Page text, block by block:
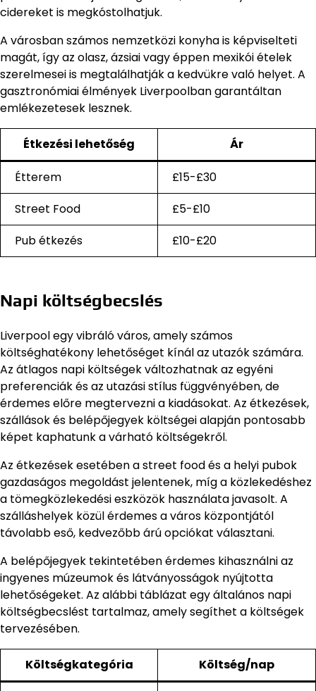
cidereket is megkóstolhatjuk.
A városban számos nemzetközi konyha is képviselteti
magát, így az olasz, ázsiai vagy éppen mexikói ételek
szerelmesei is megtalálhatják a kedvükre való helyet. A
gasztronómiai élmények Liverpoolban garantáltan
emlékezetesek lesznek.
Étkezési lehetőség Ár
Étterem
£15-£30
Street Food
£5-£10
Pub étkezés
£10-£20
Napi költségbecslés
Liverpool egy vibráló város, amely számos
költséghatékony lehetőséget kínál az utazók számára.
Az átlagos napi költségek változhatnak az egyéni
preferenciák és az utazási stílus függvényében, de
érdemes előre megtervezni a kiadásokat. Az étkezések,
szállások és belépőjegyek költségei alapján pontosabb
képet kaphatunk a várható költségekről.
Az étkezések esetében a street food és a helyi pubok
gazdaságos megoldást jelentenek, míg a közlekedéshez
a tömegközlekedési eszközök használata javasolt. A
szálláshelyek közül érdemes a város központjától
távolabb eső, kedvezőbb árú opciókat választani.
A belépőjegyek tekintetében érdemes kihasználni az
ingyenes múzeumok és látványosságok nyújtotta
lehetőségeket. Az alábbi táblázat egy általános napi
költségbecslést tartalmaz, amely segíthet a költségek
tervezésében.
Költségkategória Költség/nap